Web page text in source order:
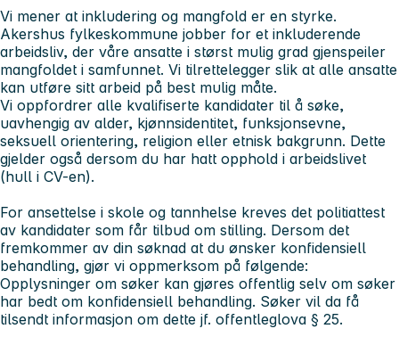
Vi mener at inkludering og mangfold er en styrke.
Akershus fylkeskommune jobber for et inkluderende
arbeidsliv, der våre ansatte i størst mulig grad gjenspeiler
mangfoldet i samfunnet. Vi tilrettelegger slik at alle ansatte
kan utføre sitt arbeid på best mulig måte.
Vi oppfordrer alle kvalifiserte kandidater til å søke,
uavhengig av alder, kjønnsidentitet, funksjonsevne,
seksuell orientering, religion eller etnisk bakgrunn. Dette
gjelder også dersom du har hatt opphold i arbeidslivet
(hull i CV-en).
For ansettelse i skole og tannhelse kreves det politiattest
av kandidater som får tilbud om stilling. Dersom det
fremkommer av din søknad at du ønsker konfidensiell
behandling, gjør vi oppmerksom på følgende:
Opplysninger om søker kan gjøres offentlig selv om søker
har bedt om konfidensiell behandling. Søker vil da få
tilsendt informasjon om dette jf. offentleglova § 25.